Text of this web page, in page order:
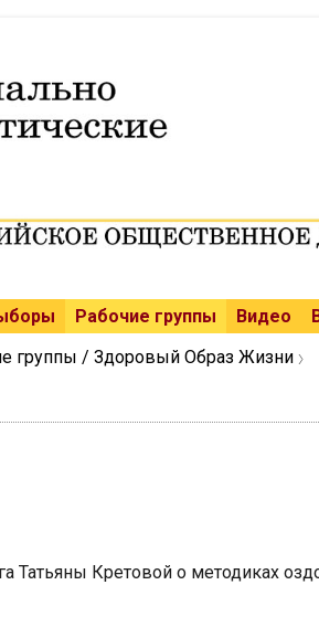
Рабочие группы Видео
группы / Здоровый Образ Жизни
Татьяны Кретовой о методиках